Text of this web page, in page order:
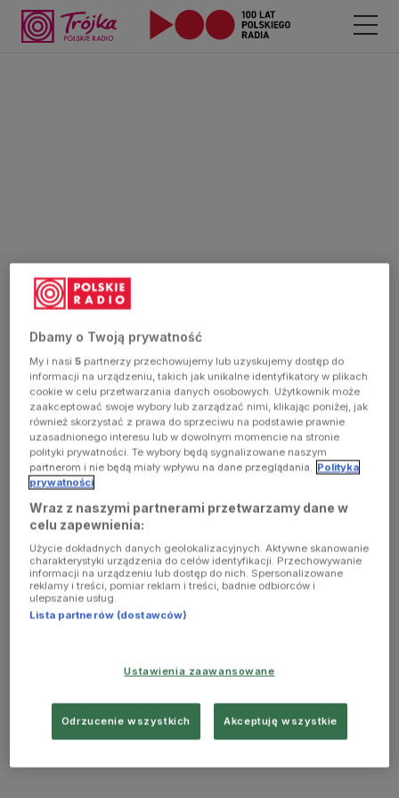
Dbamy o Twoją prywatność
My i nasi5 partnerzy przechowujemy lub uzyskujemy dostęp do
informacji na urządzeniu, takich jak unikalne identyfikatory w plikach
cookie w celu przetwarzania danych osobowych. Użytkownik może
zaakceptować swoje wybory lub zarządzać nimi, klikając poniżej, jak
również skorzystać z prawa do sprzeciwu na podstawie prawnie
uzasadnionego interesu lub w dowolnym momencie na stronie
polityki prywatności. Te wybory będą sygnalizowane naszym
partnerom i nie będą miały wpływu na dane przeglądania. Polityka
prywatności
Wraz z naszymi partnerami przetwarzamy dane w
celu zapewnienia:
Użycie dokładnych danych geolokalizacyjnych. Aktywne skanowanie
charakterystyki urządzenia do celów identyfikacji. Przechowywanie
informacji na urządzeniu lub dostęp do nich. Spersonalizowane
reklamy i treści, pomiar reklam i treści, badnie odbiorców i
ulepszanie usług.
Lista partnerów (dostawców)
Ustawienia zaawansowane
Odrzucenie wszystkich Akceptuję wszystkie